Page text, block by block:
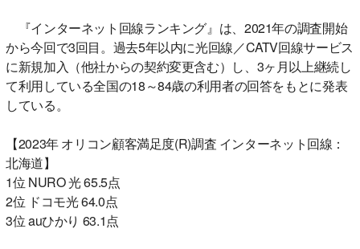
『インターネット回線ランキング』は、2021年の調査開始
から今回で3回目。過去5年以内に光回線／CATV回線サービス
に新規加入（他社からの契約変更含む）し、3ヶ月以上継続し
て利用している全国の18～84歳の利用者の回答をもとに発表
している。
【2023年 オリコン顧客満足度(R)調査 インターネット回線：
北海道】
1位 NURO 光 65.5点
2位 ドコモ光 64.0点
3位 auひかり 63.1点